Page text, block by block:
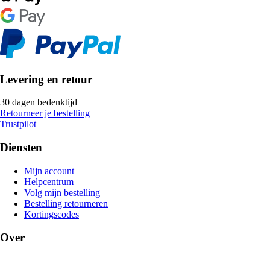
Levering en retour
30 dagen bedenktijd
Retourneer je bestelling
Trustpilot
Diensten
Mijn account
Helpcentrum
Volg mijn bestelling
Bestelling retourneren
Kortingscodes
Over